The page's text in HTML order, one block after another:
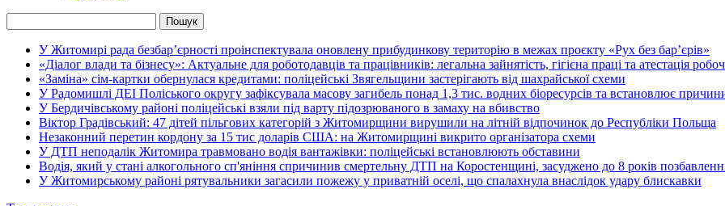
У Житомирі рада безбар’єрності проінспектувала оновлену прибудинкову територію в межах проєкту «Рух без бар’єрів»
«Діалог влади та бізнесу»: Актуальне для роботодавців та працівників: легальна зайнятість, гігієна праці та атестація
«Заміна» сім-картки обернулася кредитами: поліцейські Звягельщини застерігають від шахрайської схеми
У Радомишлі ДЕІ Поліського округу зафіксувала масову загибель понад 1,3 тис. водних біоресурсів та встановлює
У Бердичівському районі поліцейські взяли під варту підозрюваного в замаху на вбивство
Віктор Градівський: 47 дітей пільгових категорій з Житомирщини вирушили на літній відпочинок до Республіки Польща
Незаконний перетин кордону за 15 тис доларів США: на Житомирщині викрито організатора схеми
У ДТП неподалік Житомира травмовано водія вантажівки: поліцейські встановлюють обставини
Водія, який у стані алкогольного сп'яніння спричинив смертельну ДТП на Коростенщині, засуджено до 8 років
У Житомирському районі рятувальники загасили пожежу у приватній оселі, що спалахнула внаслідок удару блискавки